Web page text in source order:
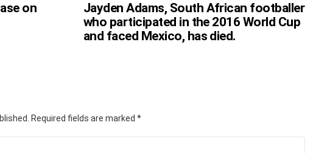
on
Jayden Adams, South African footballer
who participated in the 2016 World Cup
and faced Mexico, has died.
Required fields are marked *